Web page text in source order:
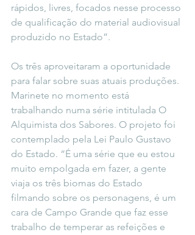
rápidos, livres, focados nesse processo
de qualificação do material audiovisual
produzido no Estado”.
Os três aproveitaram a oportunidade
para falar sobre suas atuais produções.
Marinete no momento está
trabalhando numa série intitulada O
Alquimista dos Sabores. O projeto foi
contemplado pela Lei Paulo Gustavo
do Estado. “É uma série que eu estou
muito empolgada em fazer, a gente
viaja os três biomas do Estado
filmando sobre os personagens, é um
cara de Campo Grande que faz esse
trabalho de temperar as refeições e